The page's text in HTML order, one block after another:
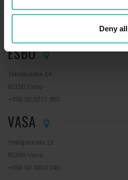
Deny all
15140 Lahtis
ESBO
Tekniikantie 14
02150 Esbo
+358 50 5772 857
VASA
Yrittäjänkatu 13
65380 Vasa
+358 50 3810 045